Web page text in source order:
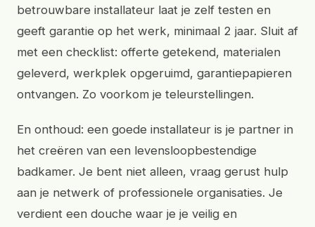
betrouwbare installateur laat je zelf testen en
geeft garantie op het werk, minimaal 2 jaar. Sluit af
met een checklist: offerte getekend, materialen
geleverd, werkplek opgeruimd, garantiepapieren
ontvangen. Zo voorkom je teleurstellingen.
En onthoud: een goede installateur is je partner in
het creëren van een levensloopbestendige
badkamer. Je bent niet alleen, vraag gerust hulp
aan je netwerk of professionele organisaties. Je
verdient een douche waar je je veilig en